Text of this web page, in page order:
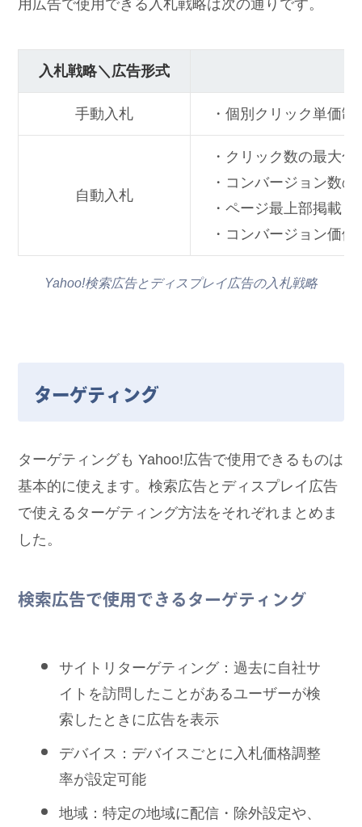
用広告で使用できる入札戦略は次の通りです。
入札戦略＼広告形式
手動入札 ・個別クリック単価制
自動入札
・クリック数の最大化
・コンバージョン数
・ページ最上部掲載
・コンバージョン価
Yahoo!検索広告とディスプレイ広告の入札戦略
ターゲティング
ターゲティングも Yahoo!広告で使用できるものは
基本的に使えます。検索広告とディスプレイ広告
で使えるターゲティング方法をそれぞれまとめま
した。
検索広告で使用できるターゲティング
サイトリターゲティング：過去に自社サ
イトを訪問したことがあるユーザーが検
索したときに広告を表示
デバイス：デバイスごとに入札価格調整
率が設定可能
地域：特定の地域に配信・除外設定や、